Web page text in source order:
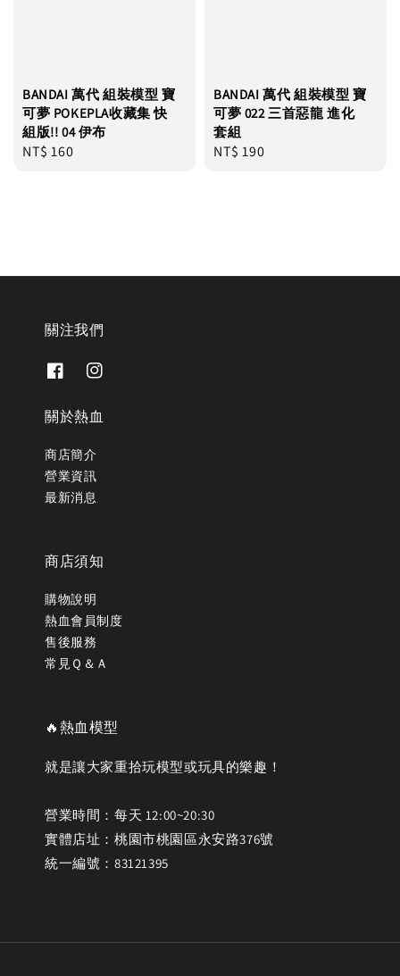
BANDAI 萬代 組裝模型 寶
可夢 POKEPLA收藏集 快
組版!! 04 伊布
Regular
NT$ 160
BANDAI 萬代 組裝模型 寶
可夢 022 三首惡龍 進化
套組
Regular
NT$ 190
關注我們
關於熱血
商店簡介
營業資訊
最新消息
商店須知
購物說明
熱血會員制度
售後服務
常見Ｑ＆Ａ
🔥熱血模型
就是讓大家重拾玩模型或玩具的樂趣！
營業時間：每天 12:00~20:30
實體店址：桃園市桃園區永安路376號
統一編號：83121395